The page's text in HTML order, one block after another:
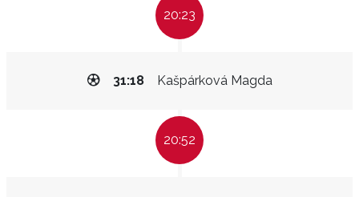
20:23
Kašpárková Magda
31:18
20:52